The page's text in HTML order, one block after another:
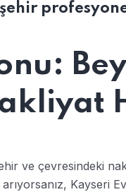
ve çevresindeki
Kayseri